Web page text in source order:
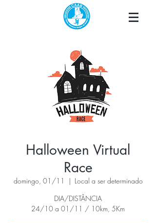
Halloween Virtual
Race
domingo, 01/11
  |
Local a ser determinado
DIA/DISTÂNCIA
24/10 a 01/11 / 10km, 5Km